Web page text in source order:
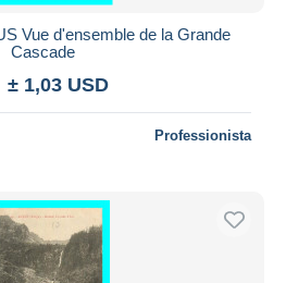
Vue d'ensemble de la Grande
Cascade
± 1,03 USD
Professionista